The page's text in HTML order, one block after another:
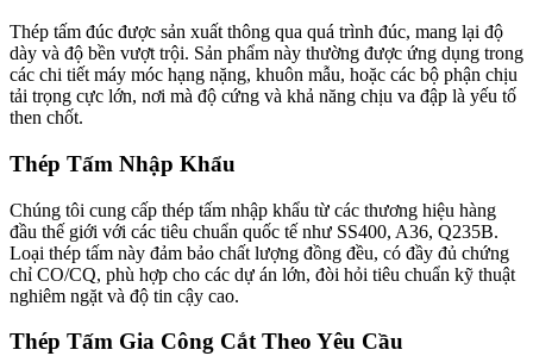
Thép tấm đúc được sản xuất thông qua quá trình đúc, mang lại độ
dày và độ bền vượt trội. Sản phẩm này thường được ứng dụng trong
các chi tiết máy móc hạng nặng, khuôn mẫu, hoặc các bộ phận chịu
tải trọng cực lớn, nơi mà độ cứng và khả năng chịu va đập là yếu tố
then chốt.
Thép Tấm Nhập Khẩu
Chúng tôi cung cấp thép tấm nhập khẩu từ các thương hiệu hàng
đầu thế giới với các tiêu chuẩn quốc tế như SS400, A36, Q235B.
Loại thép tấm này đảm bảo chất lượng đồng đều, có đầy đủ chứng
chỉ CO/CQ, phù hợp cho các dự án lớn, đòi hỏi tiêu chuẩn kỹ thuật
nghiêm ngặt và độ tin cậy cao.
Thép Tấm Gia Công Cắt Theo Yêu Cầu